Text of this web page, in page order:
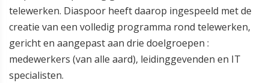
telewerken. Diaspoor heeft daarop ingespeeld met de
creatie van een volledig programma rond telewerken,
gericht en aangepast aan drie doelgroepen :
medewerkers (van alle aard), leidinggevenden en IT
specialisten.